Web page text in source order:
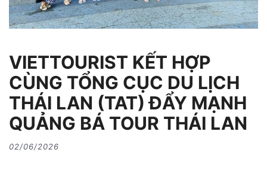
VIETTOURIST KẾT HỢP
CÙNG TỔNG CỤC DU LỊCH
THÁI LAN (TAT) ĐẨY MẠNH
QUẢNG BÁ TOUR THÁI LAN
02/06/2026